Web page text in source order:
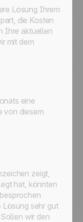
Lösung Ihrem
die Kosten
Ihre aktuellen
mit dem
eine
von diesem
zeigt,
hat, könnten
Lösung sehr gut
wir den